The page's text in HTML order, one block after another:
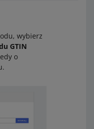
wybierz
GTIN
o